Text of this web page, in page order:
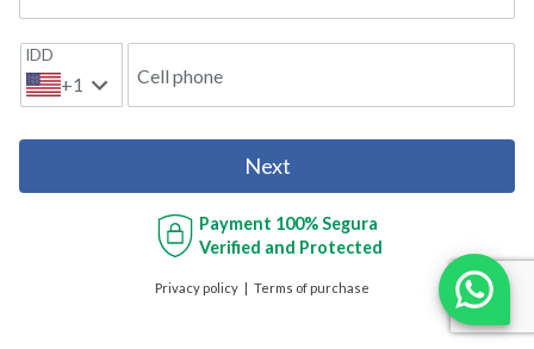
IDD
+1 Cell phone
Next
Payment 100% Segura
Verified and Protected
Privacy policy Terms of purchase